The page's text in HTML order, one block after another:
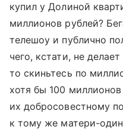
купил у Долиной
миллионов рублей?
телешоу и публично
чего, кстати, не
то скиньтесь по
хотя бы 100
их добросовестному
к тому же матери-